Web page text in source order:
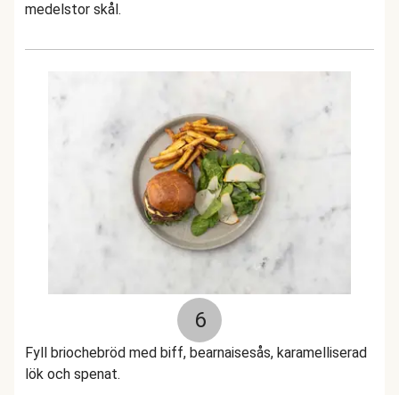
medelstor skål.
6
Fyll briochebröd med biff, bearnaisesås, karamelliserad
lök och spenat.